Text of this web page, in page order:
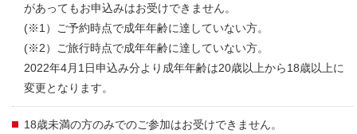
があってもお申込みはお受けできません。
(※1）ご予約時点で成年年齢に達していない方。
(※2）ご旅行時点で成年年齢に達していない方。
2022年4月1日申込み分より成年年齢は20歳以上から18歳以上に
変更となります。
18歳未満の方のみでのご参加はお受けできません。